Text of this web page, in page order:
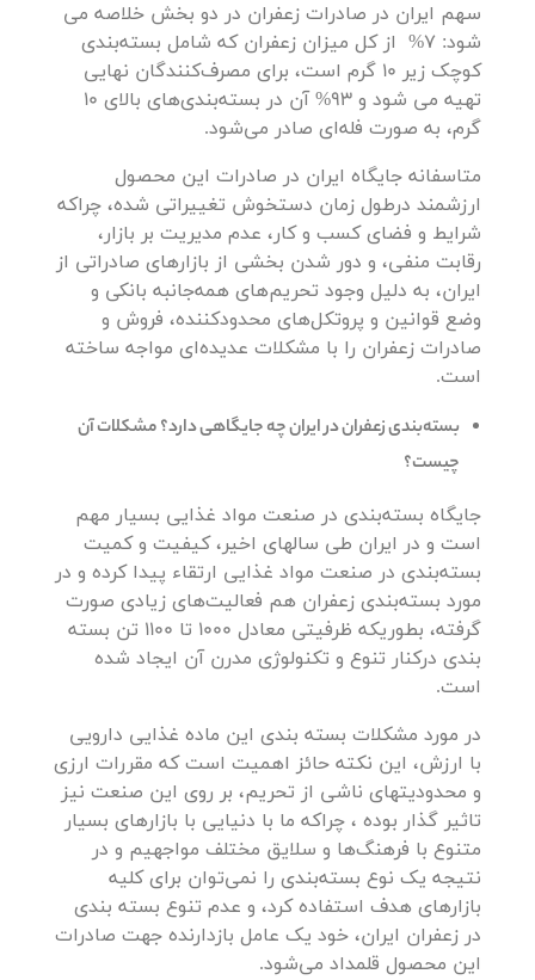
سهم ایران در صادرات زعفران در دو بخش خلاصه می
شود: 7% از کل میزان زعفران که شامل بسته‌بندی
کوچک زیر 10 گرم است، برای مصرف‌کنندگان نهایی
تهیه می شود و 93% آن در بسته‌بندی‌های بالای 10
گرم، به صورت فله‌ای صادر می‌شود.
متاسفانه جایگاه ایران در صادرات این محصول
ارزشمند درطول زمان دستخوش تغییراتی شده، چراکه
شرایط و فضای کسب و کار، عدم مدیریت بر بازار،
رقابت منفی، و دور شدن بخشی از بازارهای صادراتی از
ایران، به دلیل وجود تحریم‌های همه‌جانبه بانکی و
وضع قوانین و پروتکل‌های محدودکننده، فروش و
صادرات زعفران را با مشکلات عدیده‌ای مواجه ساخته
است.
بسته‌بندی زعفران در ایران چه جایگاهی دارد؟ مشکلات آن
چیست؟
جایگاه بسته‌بندی در صنعت مواد غذایی بسیار مهم
است و در ایران طی سالهای اخیر، کیفیت و کمیت
بسته‌بندی در صنعت مواد غذایی ارتقاء پیدا کرده و در
مورد بسته‌بندی زعفران هم فعالیت‌های زیادی صورت
گرفته، بطوریکه ظرفیتی معادل 1000 تا 1100 تن بسته
بندی درکنار تنوع و تکنولوژی مدرن آن ایجاد شده
است.
در مورد مشکلات بسته بندی این ماده غذایی دارویی
با ارزش، این نکته حائز اهمیت است که مقررات ارزی
و محدودیتهای ناشی از تحریم، بر روی این صنعت نیز
تاثیر گذار بوده ، چراکه ما با دنیایی با بازارهای بسیار
متنوع با فرهنگ‌ها و سلایق مختلف مواجهیم و در
نتیجه یک نوع بسته‌بندی را نمی‌توان برای کلیه
بازارهای هدف استفاده کرد، و عدم تنوع بسته بندی
در زعفران ایران، خود یک عامل بازدارنده جهت صادرات
این محصول قلمداد می‌شود.